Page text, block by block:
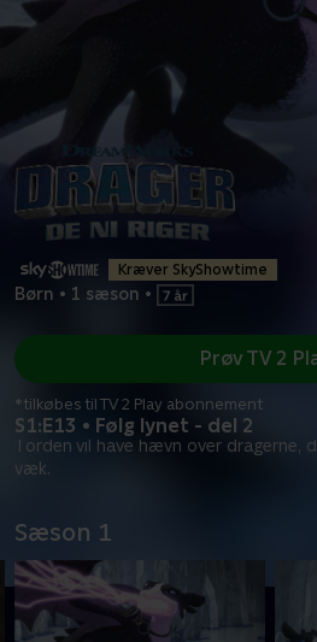
Kræver SkyShowtime
Børn • 1 sæson •
S1:E13 • Følg lynet - del 2
Torden vil have hævn over dragerne,
væk.
Prøv TV 2
*tilkøbes til TV 2 Play abonnement
Sæson 1